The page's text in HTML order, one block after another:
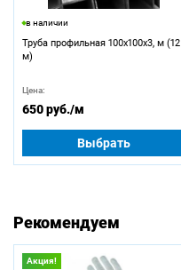
в наличии
Труба профильная 100х100х3, м (12
м)
Цена:
650 руб./м
Выбрать
Рекомендуем
Акция!